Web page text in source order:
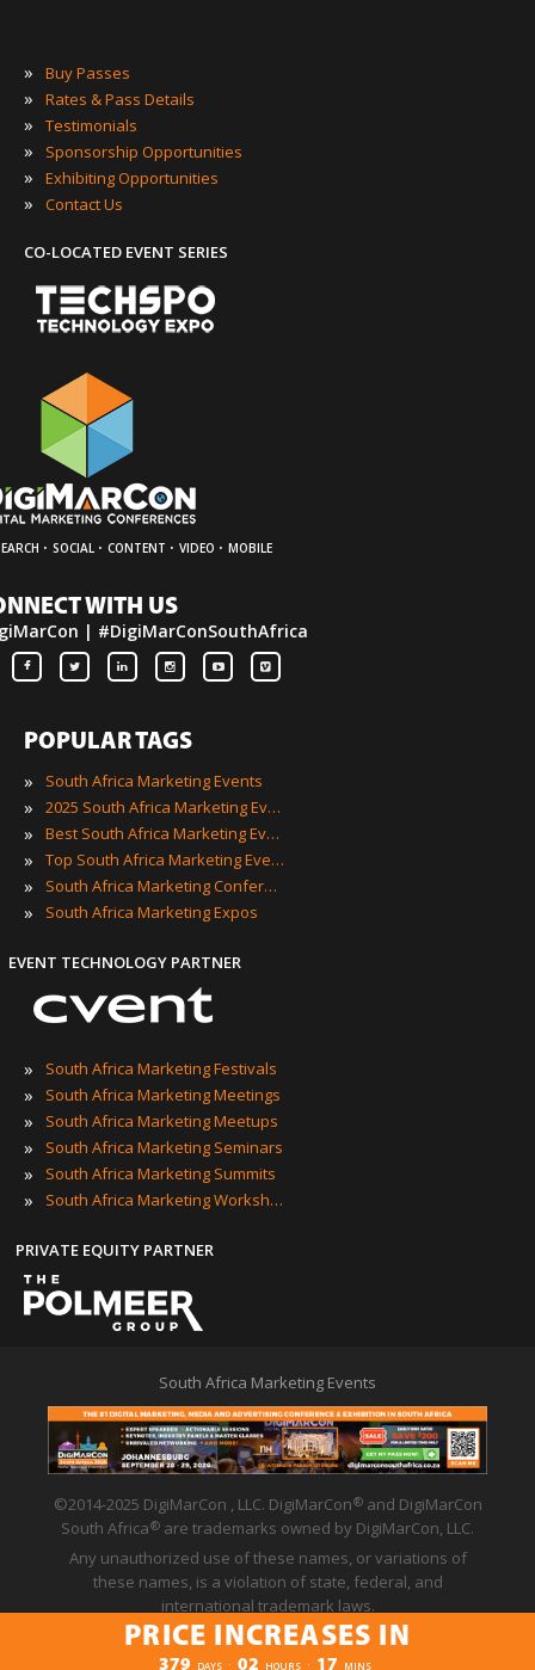
» Buy Passes
» Rates & Pass Details
» Testimonials
» Sponsorship Opportunities
» Exhibiting Opportunities
» Contact Us
CO-LOCATED EVENT SERIES
· SOCIAL · CONTENT · VIDEO · MOBILE
WITH US
| #DigiMarConSouthAfrica
POPULAR TAGS
»
South Africa Marketing Events
» 2025 South Africa Marketing Events
» Best South Africa Marketing Events
» Top South Africa Marketing Events
» South Africa Marketing Conferences
» South Africa Marketing Expos
EVENT TECHNOLOGY PARTNER
» South Africa Marketing Festivals
» South Africa Marketing Meetings
» South Africa Marketing Meetups
» South Africa Marketing Seminars
» South Africa Marketing Summits
» South Africa Marketing Workshops
PRIVATE EQUITY PARTNER
South Africa Marketing Events
©2014-2025 DigiMarCon , LLC. DigiMarCon®
and DigiMarCon
South Africa®
are trademarks owned by DigiMarCon, LLC.
Any unauthorized use of these names, or variations of
these names, is a violation of state, federal, and
international trademark laws.
Privacy Policy | Code of Conduct | Terms of Use
PRICE INCREASES IN
PRICE INCREASES IN
379 DAYS : 02 HOURS : 17 MINS